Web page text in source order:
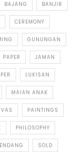
BAJANG BANJIR
CEREMONY
GUNUNGAN
JAMAN
LUKISAN
MAIAN ANAK
PAINTINGS
PHILOSOPHY
SOLD